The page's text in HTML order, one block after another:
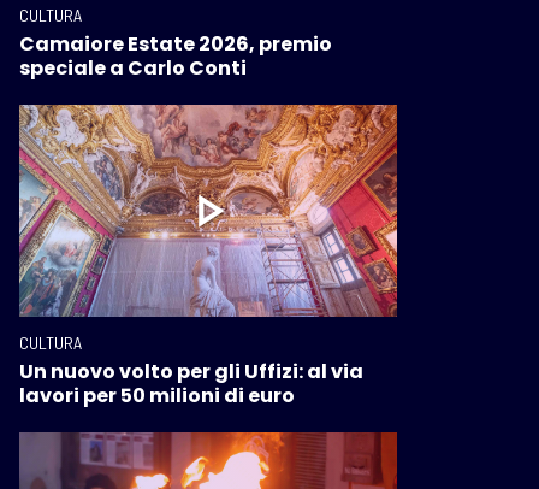
CULTURA
Camaiore Estate 2026, premio
speciale a Carlo Conti
CULTURA
Un nuovo volto per gli Uffizi: al via
lavori per 50 milioni di euro